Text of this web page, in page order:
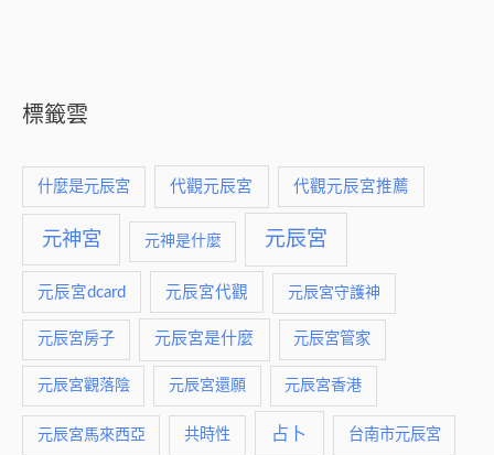
標籤雲
什麼是元辰宮 代觀元辰宮 代觀元辰宮推薦
元神宮 元神是什麼 元辰宮
元辰宮dcard 元辰宮代觀 元辰宮守護神
元辰宮房子 元辰宮是什麼 元辰宮管家
元辰宮觀落陰 元辰宮還願 元辰宮香港
元辰宮馬來西亞 共時性 占卜 台南市元辰宮